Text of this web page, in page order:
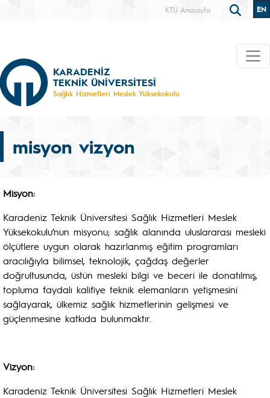
KTÜ Anasayfa EN
KARADENİZ
TEKNİK ÜNİVERSİTESİ
Sağlık Hizmetleri Meslek Yüksekokulu
misyon vizyon
Misyon:
Karadeniz Teknik Üniversitesi Sağlık Hizmetleri Meslek
Yüksekokulu’nun misyonu; sağlık alanında uluslararası mesleki
ölçütlere uygun olarak hazırlanmış eğitim programları
aracılığıyla bilimsel, teknolojik, çağdaş değerler
doğrultusunda, üstün mesleki bilgi ve beceri ile donatılmış,
topluma faydalı kalifiye teknik elemanların yetişmesini
sağlayarak, ülkemiz sağlık hizmetlerinin gelişmesi ve
güçlenmesine katkıda bulunmaktır.
Vizyon:
Karadeniz Teknik Üniversitesi Sağlık Hizmetleri Meslek